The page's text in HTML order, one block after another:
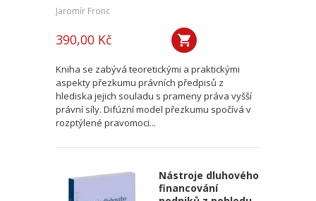
Jaromír Fronc
390,00 Kč
Kniha se zabývá teoretickými a praktickými
aspekty přezkumu právních předpisů z
hlediska jejich souladu s prameny práva vyšší
právní síly. Difúzní model přezkumu spočívá v
rozptýlené pravomoci...
Nástroje dluhového
financování